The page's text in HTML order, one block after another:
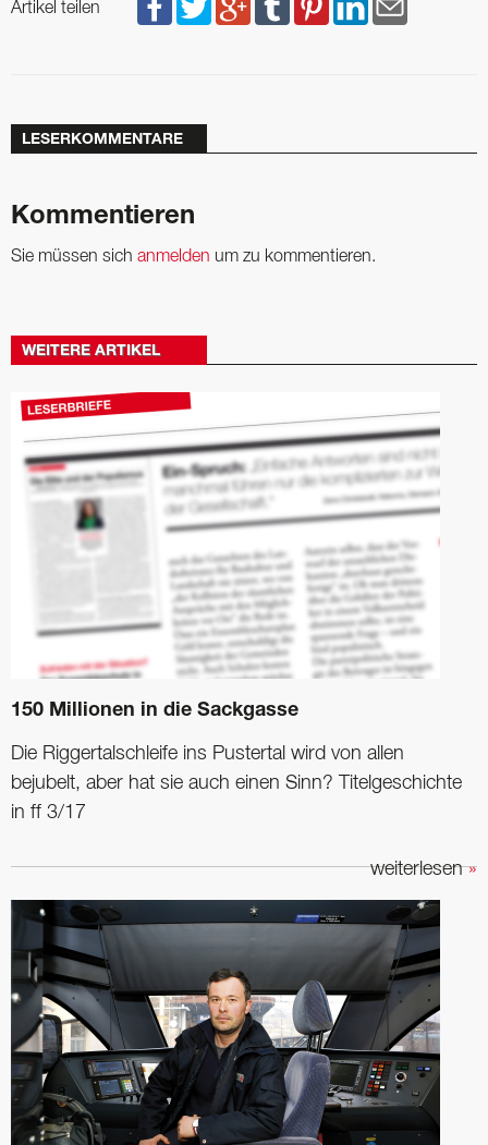
Artikel teilen
LESERKOMMENTARE
Kommentieren
Sie müssen sich anmelden um zu kommentieren.
WEITERE ARTIKEL
150 Millionen in die Sackgasse
Die Riggertalschleife ins Pustertal wird von allen
bejubelt, aber hat sie auch einen Sinn? Titelgeschichte
in ff 3/17
weiterlesen»